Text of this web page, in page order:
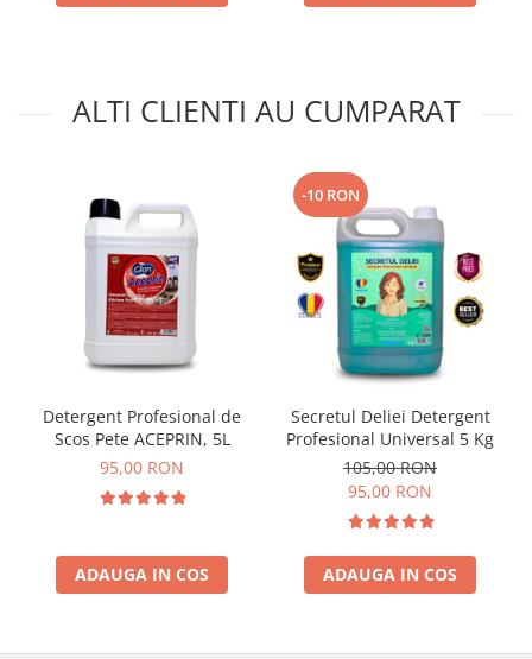
ALTI CLIENTI AU CUMPARAT
Detergent Profesional de
Scos Pete ACEPRIN, 5L
95,00 RON
ADAUGA IN COS
-10 RON
Secretul Deliei Detergent
Profesional Universal 5 Kg
105,00 RON
95,00 RON
ADAUGA IN COS